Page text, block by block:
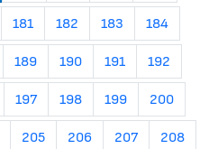
181 182 183 184
189 190 191 192
197 198 199 200
205 206 207 208